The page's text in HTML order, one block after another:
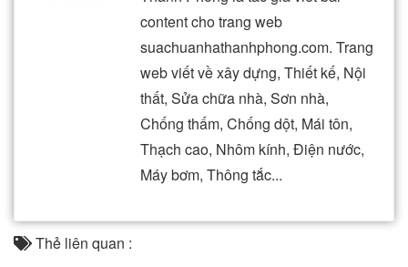
content cho trang web
suachuanhathanhphong.com. Trang
web viết về xây dựng, Thiết kế, Nội
thất, Sửa chữa nhà, Sơn nhà,
Chống thấm, Chống dột, Mái tôn,
Thạch cao, Nhôm kính, Điện nước,
Máy bơm, Thông tắc...
Thẻ liên quan :